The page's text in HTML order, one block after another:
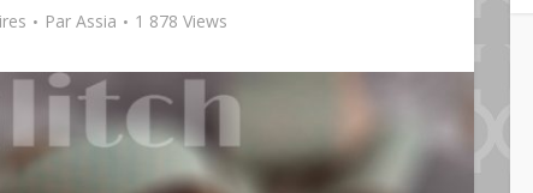
Par Assia 1 878 Views